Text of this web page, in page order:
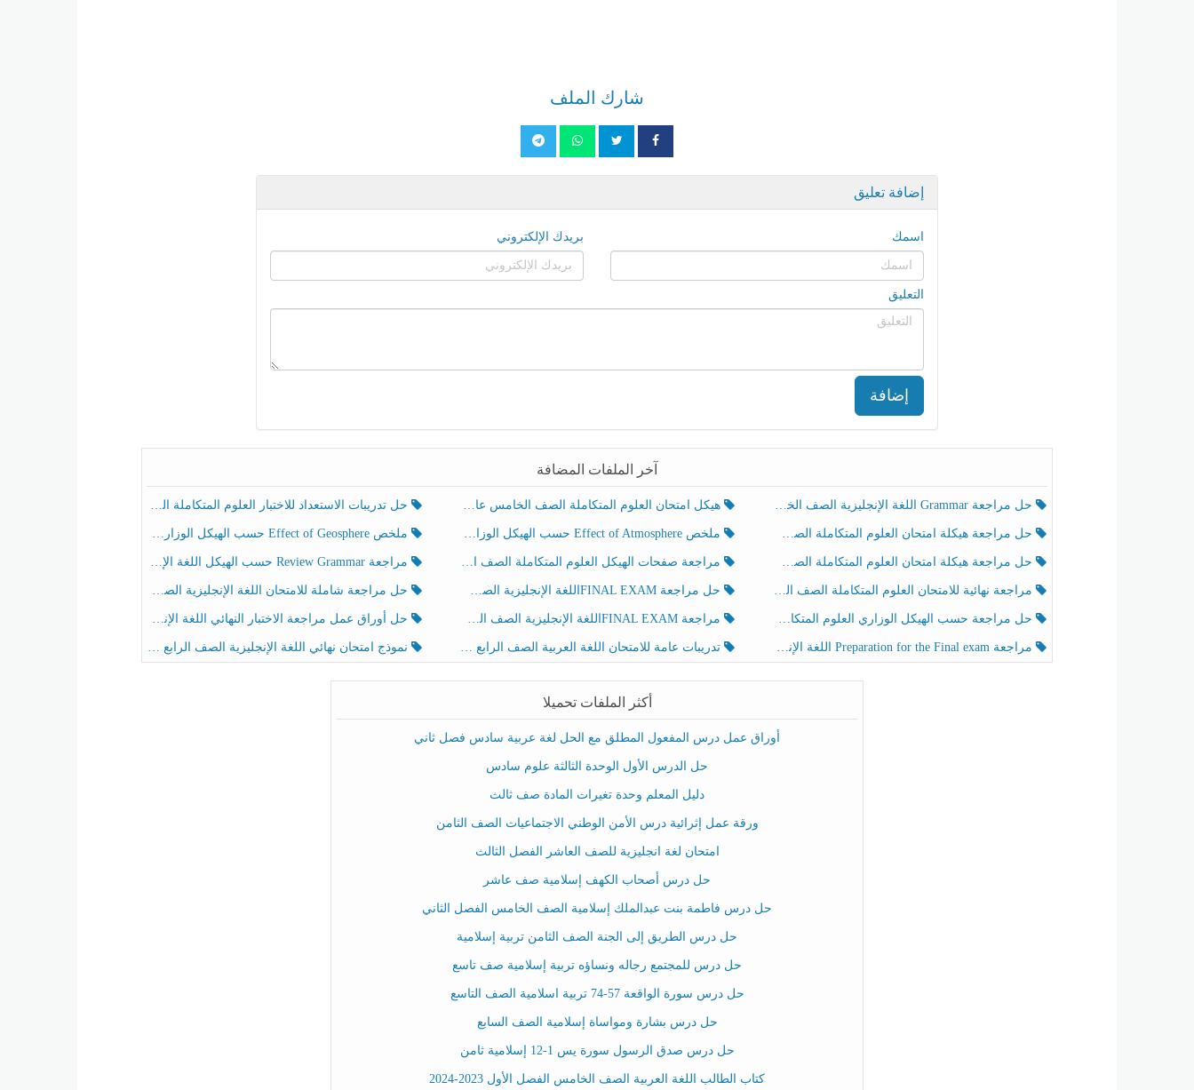
شارك الملف
إضافة تعليق
اسمك بريدك الإلكتروني
التعليق
إضافة
آخر الملفات المضافة
حل مراجعة Grammar اللغة الإنجليزية الصف الخامس الفصل الثالث هيكل امتحان العلوم المتكاملة الصف الخامس عام الفصل الدراسي الثالث 2025-2026 حل تدريبات الاستعداد للاختبار العلوم المتكاملة الصف الخامس عام الفصل الثالث
حل مراجعة هيكلة امتحان العلوم المتكاملة الصف الخامس انسبير الفصل الثالث ملخص Effect of Atmosphere حسب الهيكل الوزاري العلوم المتكاملة الصف الخامس انسبير الفصل الثالث ملخص Effect of Geosphere حسب الهيكل الوزاري العلوم المتكاملة الصف الخامس انسبير الفصل الثالث
حل مراجعة هيكلة امتحان العلوم المتكاملة الصف الخامس عام الفصل الثالث مراجعة صفحات الهيكل العلوم المتكاملة الصف الخامس انسبير الفصل الثالث مراجعة Review Grammar حسب الهيكل اللغة الإنجليزية الصف الخامس الفصل الثالث
مراجعة نهائية للامتحان العلوم المتكاملة الصف الخامس انسبير الفصل الثالث حل مراجعة FINAL EXAMاللغة الإنجليزية الصف الخامس الفصل الثالث حل مراجعة شاملة للامتحان اللغة الإنجليزية الصف الخامس الفصل الثالث
حل مراجعة حسب الهيكل الوزاري العلوم المتكاملة الصف الخامس عام الفصل الثالث مراجعة FINAL EXAMاللغة الإنجليزية الصف الخامس الفصل الثالث حل أوراق عمل مراجعة الاختبار النهائي اللغة الإنجليزية الصف الرابع الفصل الثالث
مراجعة Preparation for the Final exam اللغة الإنجليزية الصف الرابع الفصل الثالث تدريبات عامة للامتحان اللغة العربية الصف الرابع الفصل الثالث نموذج امتحان نهائي اللغة الإنجليزية الصف الرابع الفصل الثالث
أكثر الملفات تحميلا
أوراق عمل درس المفعول المطلق مع الحل لغة عربية سادس فصل ثاني
حل الدرس الأول الوحدة الثالثة علوم سادس
دليل المعلم وحدة تغيرات المادة صف ثالث
ورقة عمل إثرائية درس الأمن الوطني الاجتماعيات الصف الثامن
امتحان لغة انجليزية للصف العاشر الفصل الثالث
حل درس أصحاب الكهف إسلامية صف عاشر
حل درس فاطمة بنت عبدالملك إسلامية الصف الخامس الفصل الثاني
حل درس الطريق إلى الجنة الصف الثامن تربية إسلامية
حل درس للمجتمع رجاله ونساؤه تربية إسلامية صف تاسع
حل درس سورة الواقعة 57-74 تربية اسلامية الصف التاسع
حل درس بشارة ومواساة إسلامية الصف السابع
حل درس صدق الرسول سورة يس 1-12 إسلامية ثامن
كتاب الطالب اللغة العربية الصف الخامس الفصل الأول 2023-2024